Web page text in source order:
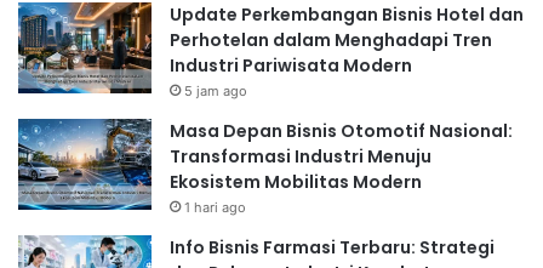
Update Perkembangan Bisnis Hotel dan
Perhotelan dalam Menghadapi Tren
Industri Pariwisata Modern
5 jam ago
Masa Depan Bisnis Otomotif Nasional:
Transformasi Industri Menuju
Ekosistem Mobilitas Modern
1 hari ago
Info Bisnis Farmasi Terbaru: Strategi